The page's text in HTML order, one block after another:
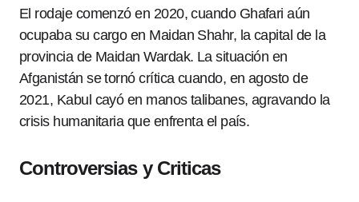
El rodaje comenzó en 2020, cuando Ghafari aún
ocupaba su cargo en Maidan Shahr, la capital de la
provincia de Maidan Wardak. La situación en
Afganistán se tornó crítica cuando, en agosto de
2021, Kabul cayó en manos talibanes, agravando la
crisis humanitaria que enfrenta el país.
Controversias y Criticas